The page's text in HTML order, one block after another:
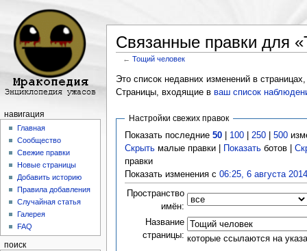
Связанные правки для
←Тощий человек
Это список недавних изменений в
Страницы, входящие в ваш список
Настройки свежих правок
Показать последние50 100 250 |500
Скрыть малые правки | Показать ботов |
правки
Показать изменения с06:25, 6 августа
Пространство
имён:
Название
страницы: которые ссылаются на
навигация
Главная
Сообщество
Свежие правки
Новые страницы
Добавить историю
Правила добавления
Случайная статья
Галерея
FAQ
поиск